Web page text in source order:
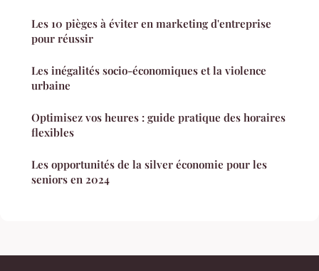
Les 10 pièges à éviter en marketing d'entreprise
pour réussir
Les inégalités socio-économiques et la violence
urbaine
Optimisez vos heures : guide pratique des horaires
flexibles
Les opportunités de la silver économie pour les
seniors en 2024